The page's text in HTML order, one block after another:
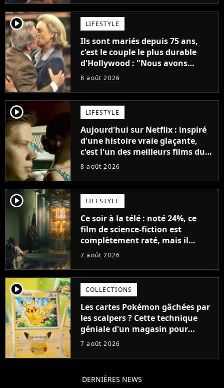
player2 LIFESTYLE
Ils sont mariés depuis 75 ans,
c'est le couple le plus durable
d'Hollywood : "Nous avons
avancé jour après jour, et les
décennies"
8 août 2026
player2 LIFESTYLE
Aujourd'hui sur Netflix : inspiré
d'une histoire vraie glaçante,
c'est l'un des meilleurs films du
21ème siècle
8 août 2026
player2 LIFESTYLE
Ce soir à la télé : noté 24%, ce
film de science-fiction est
complètement raté, mais il
aurait pu être encore pire à
7 août 2026
player2 COLLECTIONS
Les cartes Pokémon gâchées par
les scalpers ? Cette technique
géniale d'un magasin pour
ruiner les revendeurs
7 août 2026
DERNIÈRES NEWS